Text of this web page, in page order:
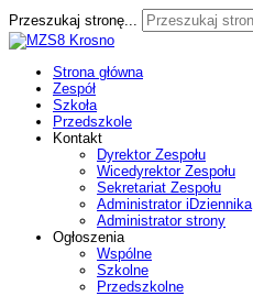
Przeszukaj stronę...
Strona główna
Zespół
Szkoła
Przedszkole
Kontakt
Dyrektor Zespołu
Wicedyrektor Zespołu
Sekretariat Zespołu
Administrator iDziennika
Administrator strony
Ogłoszenia
Wspólne
Szkolne
Przedszkolne